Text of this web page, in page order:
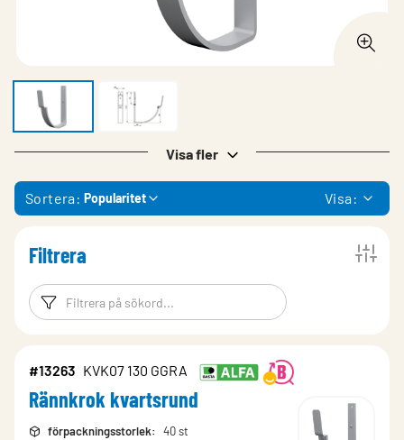
Visa fler
Sortera: Popularitet Visa:
Filtrera
Filtreringsord Filtrera
#13263 KVK07 130 GGRA
Rännkrok kvartsrund
förpackningsstorlek: 40 st